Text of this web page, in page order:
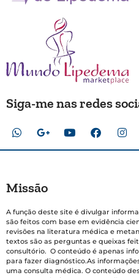
Siga-me nas redes
Missão
A função deste site é divulgar
são feitos com base em evidência
revisões na literatura médica e
textos são as perguntas e queixas
consultório. O conteúdo é apenas
para fazer diagnóstico.As
uma consulta médica. O conteúdo